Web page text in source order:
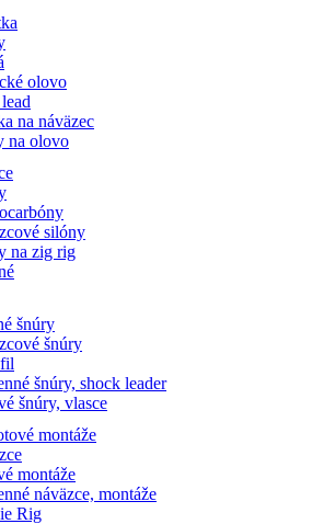
olovo
na náväzec
na olovo
silóny
na zig rig
šnúry
šnúry
šnúry, shock leader
šnúry, vlasce
montáže
montáže
náväzce, montáže
Rig